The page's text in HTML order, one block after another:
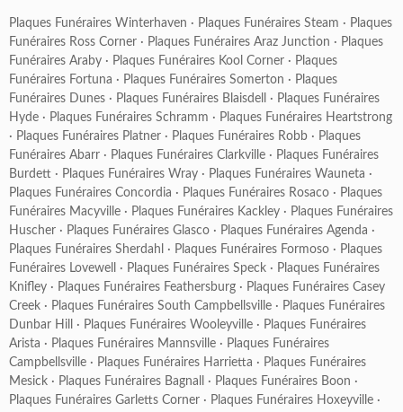
Plaques Funéraires Winterhaven · Plaques Funéraires Steam · Plaques
Funéraires Ross Corner · Plaques Funéraires Araz Junction · Plaques
Funéraires Araby · Plaques Funéraires Kool Corner · Plaques
Funéraires Fortuna · Plaques Funéraires Somerton · Plaques
Funéraires Dunes · Plaques Funéraires Blaisdell · Plaques Funéraires
Hyde · Plaques Funéraires Schramm · Plaques Funéraires Heartstrong
· Plaques Funéraires Platner · Plaques Funéraires Robb · Plaques
Funéraires Abarr · Plaques Funéraires Clarkville · Plaques Funéraires
Burdett · Plaques Funéraires Wray · Plaques Funéraires Wauneta ·
Plaques Funéraires Concordia · Plaques Funéraires Rosaco · Plaques
Funéraires Macyville · Plaques Funéraires Kackley · Plaques Funéraires
Huscher · Plaques Funéraires Glasco · Plaques Funéraires Agenda ·
Plaques Funéraires Sherdahl
· Plaques Funéraires Formoso · Plaques
Funéraires Lovewell
· Plaques Funéraires Speck · Plaques Funéraires
Knifley · Plaques Funéraires Feathersburg · Plaques Funéraires Casey
Creek · Plaques Funéraires South Campbellsville · Plaques Funéraires
Dunbar Hill
· Plaques Funéraires Wooleyville · Plaques Funéraires
Arista · Plaques Funéraires Mannsville · Plaques Funéraires
Campbellsville · Plaques Funéraires Harrietta · Plaques Funéraires
Mesick · Plaques Funéraires Bagnall · Plaques Funéraires Boon ·
Plaques Funéraires Garletts Corner · Plaques Funéraires Hoxeyville ·